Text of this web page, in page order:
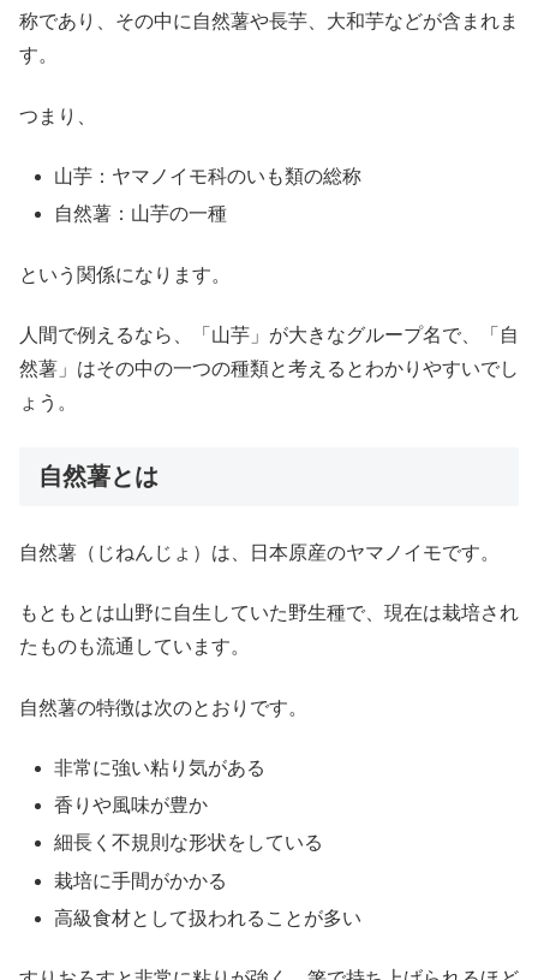
称であり、その中に自然薯や長芋、大和芋などが含まれま
す。
つまり、
山芋：ヤマノイモ科のいも類の総称
自然薯：山芋の一種
という関係になります。
人間で例えるなら、「山芋」が大きなグループ名で、「自
然薯」はその中の一つの種類と考えるとわかりやすいでし
ょう。
自然薯とは
自然薯（じねんじょ）は、日本原産のヤマノイモです。
もともとは山野に自生していた野生種で、現在は栽培され
たものも流通しています。
自然薯の特徴は次のとおりです。
非常に強い粘り気がある
香りや風味が豊か
細長く不規則な形状をしている
栽培に手間がかかる
高級食材として扱われることが多い